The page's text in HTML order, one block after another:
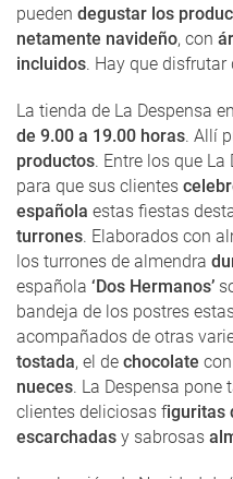
pueden degustar los
netamente navideño, con
incluidos. Hay que disfrutar
La tienda de La Despensa
de 9.00 a 19.00 horas. Allí
productos. Entre los que
para que sus clientes
española estas fiestas
turrones. Elaborados con
los turrones de almendra
española ‘Dos Hermanos’
bandeja de los postres
acompañados de otras
tostada, el de chocolate
nueces. La Despensa pone
clientes deliciosas figuritas
escarchadas y sabrosas